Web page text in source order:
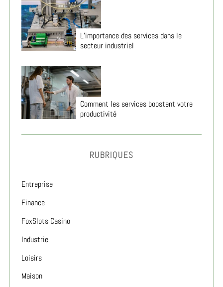
L’importance des services dans le
secteur industriel
Comment les services boostent votre
productivité
RUBRIQUES
Entreprise
Finance
FoxSlots Casino
Industrie
Loisirs
Maison